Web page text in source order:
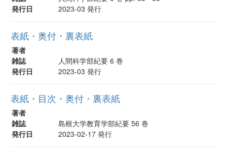
発行日
2023-03 発行
表紙・奥付・裏表紙
著者
雑誌
人間科学部紀要 6 巻
発行日
2023-03 発行
表紙・目次・奥付・裏表紙
著者
雑誌
島根大学教育学部紀要 56 巻
発行日
2023-02-17 発行